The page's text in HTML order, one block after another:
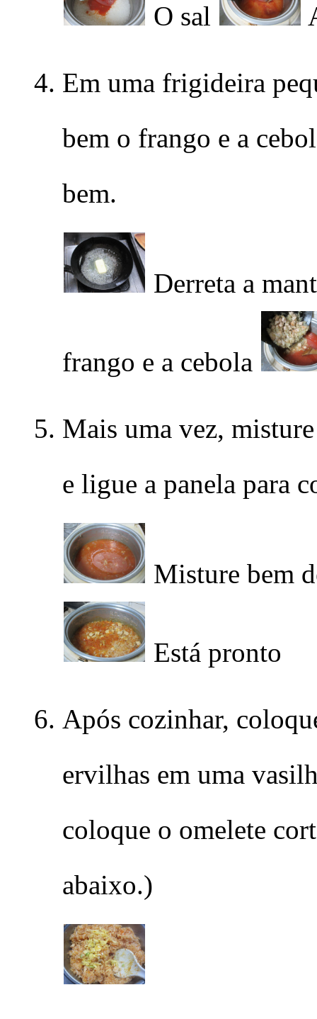
O sal
Em uma frigideira
bem o frango e a
bem.
Derreta a
frango e a cebola
Mais uma vez,
e ligue a panela para
Misture bem
Está pronto
Após cozinhar,
ervilhas em uma
coloque o omelete
abaixo.)